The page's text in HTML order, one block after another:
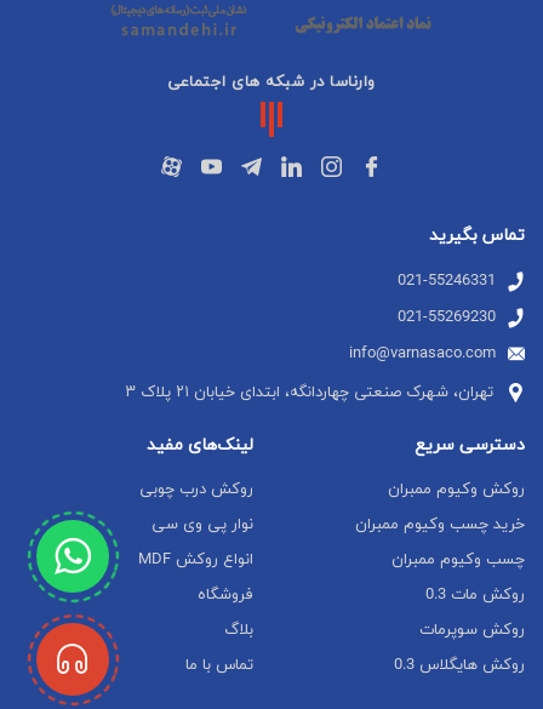
وارناسا در شبکه های اجتماعی
تماس بگیرید
021-55246331
021-55269230
info@varnasaco.com
تهران، شهرک صنعتی چهاردانگه، ابتدای خیابان ۲۱ پلاک ۳
دسترسی سریع
روکش وکیوم ممبران
خرید چسب وکیوم ممبران
چسب وکیوم ممبران
روکش مات 0.3
روکش سوپرمات
روکش هایگلاس 0.3
لینک‌های مفید
روکش درب چوبی
نوار پی وی سی
انواع روکش MDF
فروشگاه
بلاگ
تماس با ما